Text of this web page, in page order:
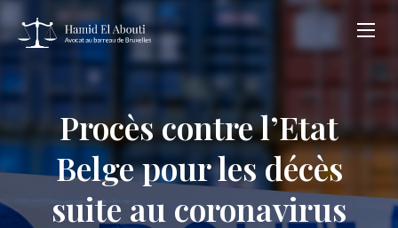
Procès contre l’Etat
Belge pour les décès
suite au coronavirus